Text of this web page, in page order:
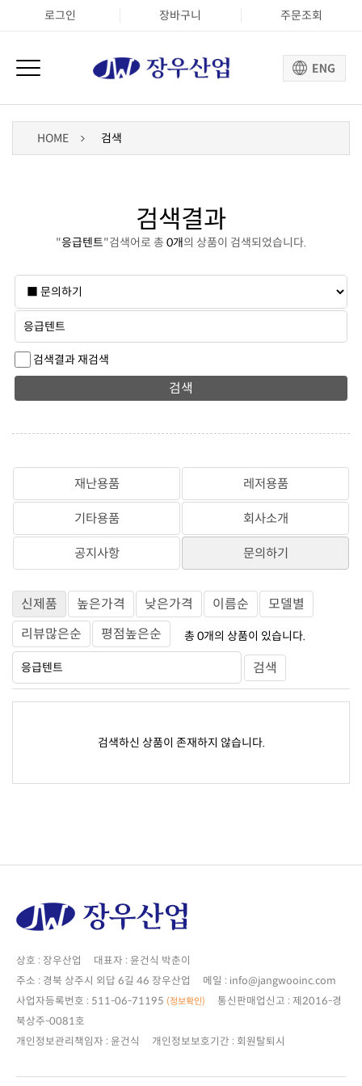
로그인 장바구니 주문조회
HOME 검색
검색결과
"응급텐트"검색어로 총 0개의 상품이 검색되었습니다.
검색결과 재검색
검색
재난용품 레저용품
기타용품 회사소개
공지사항 문의하기
신제품 높은가격 낮은가격 이름순
모델별
리뷰많은순
평점높은순 총 0개의 상품이 있습니다.
검색
검색하신 상품이 존재하지 않습니다.
상호 : 장우산업 대표자 : 윤건식 박춘이
주소 : 경북 상주시 외답 6길 46 장우산업 메일 : info@jangwooinc.com
사업자등록번호 : 511-06-71195 (정보확인)
북상주-0081호
개인정보관리책임자 : 윤건식 개인정보보호기간 : 회원탈퇴시